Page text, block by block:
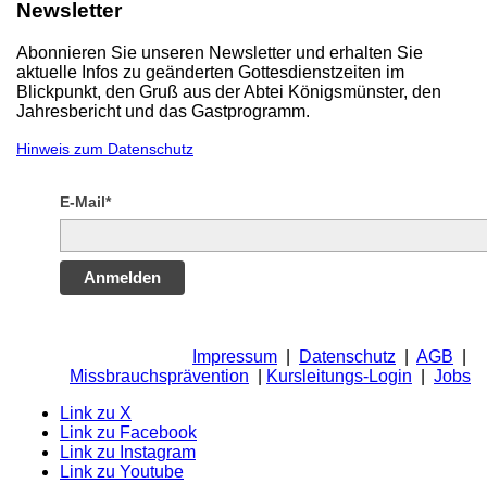
Newsletter
Abonnieren Sie unseren Newsletter und erhalten Sie
aktuelle Infos zu geänderten Gottesdienstzeiten im
Blickpunkt, den Gruß aus der Abtei Königsmünster, den
Jahresbericht und das Gastprogramm.
Hinweis zum Datenschutz
E-Mail*
Anmelden
Impressum Datenschutz AGB
Missbrauchsprävention
Kursleitungs-Login
Jobs
Link zu X
Link zu Facebook
Link zu Instagram
Link zu Youtube